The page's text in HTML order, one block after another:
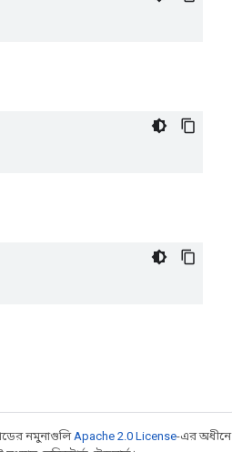
নমুনাগুলি Apache 2.0 License-এর অধীনে